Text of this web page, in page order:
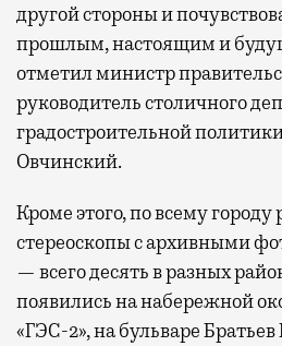
другой стороны и
прошлым, настоящим и
отметил министр
руководитель столичного
градостроительной
Овчинский.
Кроме этого, по всему
стереоскопы с архивными
— всего десять в разных
появились на набережной
«ГЭС-2», на бульваре